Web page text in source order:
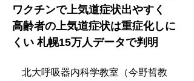
ワクチンで上気道症状出やすく
高齢者の上気道症状は重症化しに
くい 札幌15万人データで判明
北大呼吸器内科学教室（今野哲教